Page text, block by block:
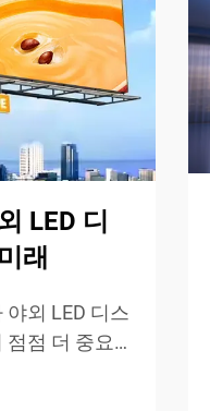
LED 디
래
외 LED 디스
점 더 중요해
적인 광고가